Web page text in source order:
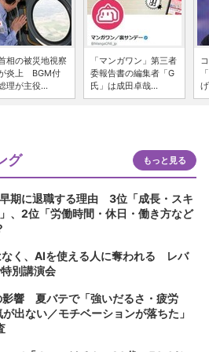
相の被災地視察
炎上 BGM付
理が主役...
「マンガワン」第三者
委報告書の編集者「G
氏」は成田卓哉...
グ もっと見る
期に退職する理由 3位「成長・スキ
、2位「労働時間・休日・働き方など
く、AIを使える人に奪われる レバ
別講演会
影響 夏バテで「強いだるさ・疲労
出ない／モチベーションが落ちた」